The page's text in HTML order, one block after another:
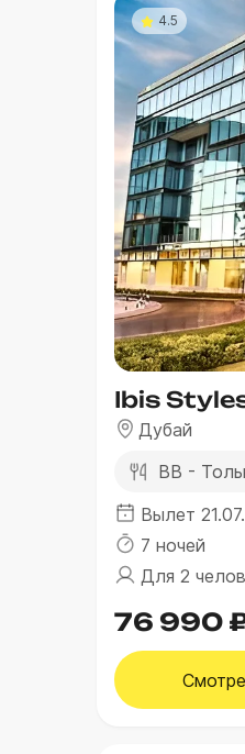
4.5
Ibis
Дубай
BB -
Вылет
7 ночей
Для 2
76 990